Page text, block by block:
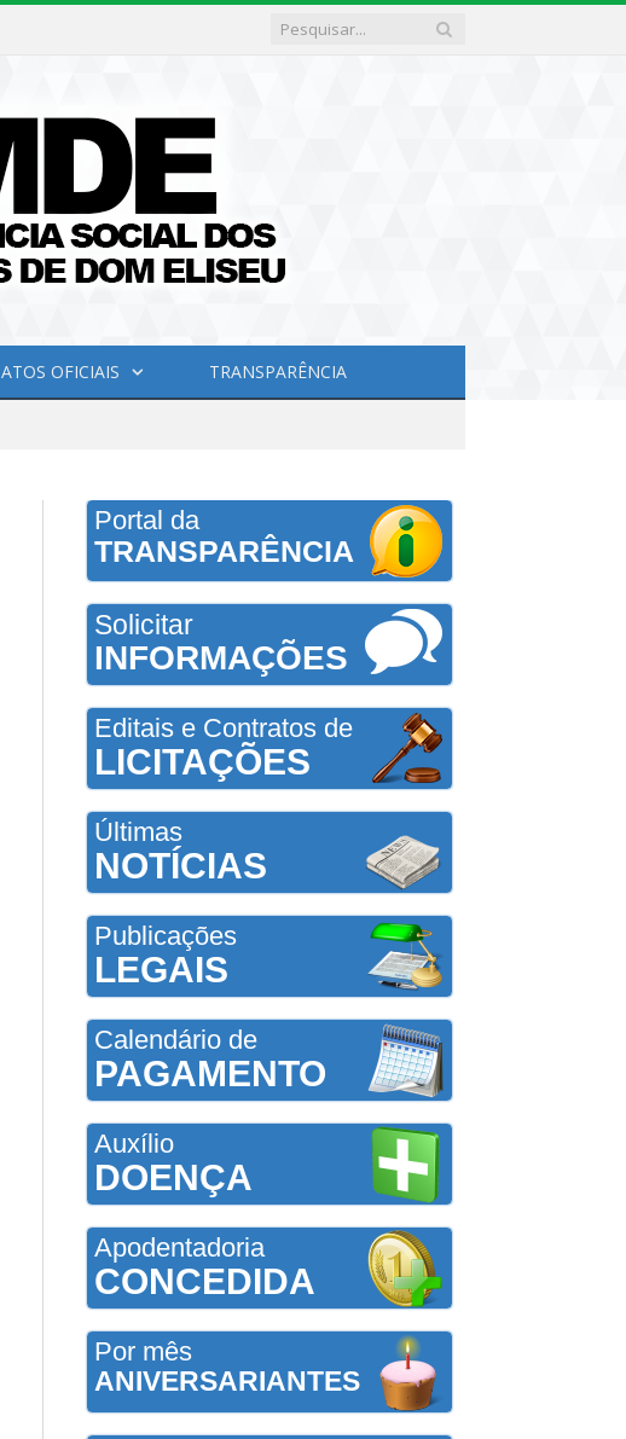
ATOS OFICIAIS TRANSPARÊNCIA
Portal da
TRANSPARÊNCIA
Solicitar
INFORMAÇÕES
Editais e Contratos de
LICITAÇÕES
Últimas
NOTÍCIAS
Publicações
LEGAIS
Calendário de
PAGAMENTO
Auxílio
DOENÇA
Apodentadoria
CONCEDIDA
Por mês
ANIVERSARIANTES